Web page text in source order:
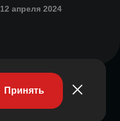
12 апреля 2024
Принять